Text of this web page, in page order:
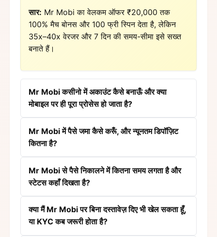
सार: Mr Mobi का वेलकम ऑफर ₹20,000 तक
100% मैच बोनस और 100 फ्री स्पिन देता है, लेकिन
35x–40x वेरजर और 7 दिन की समय-सीमा इसे सख्त
बनाते हैं।
Mr Mobi कसीनो में अकाउंट कैसे बनाऊँ और क्या
मोबाइल पर ही पूरा प्रोसेस हो जाता है?
Mr Mobi में पैसे जमा कैसे करूँ, और न्यूनतम डिपॉज़िट
कितना है?
Mr Mobi से पैसे निकालने में कितना समय लगता है और
स्टेटस कहाँ दिखता है?
क्या मैं Mr Mobi पर बिना दस्तावेज़ दिए भी खेल सकता हूँ,
या KYC कब जरूरी होता है?